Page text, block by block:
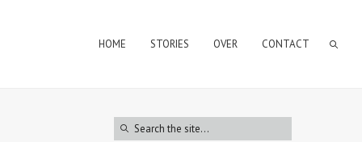
HOME STORIES OVER CONTACT